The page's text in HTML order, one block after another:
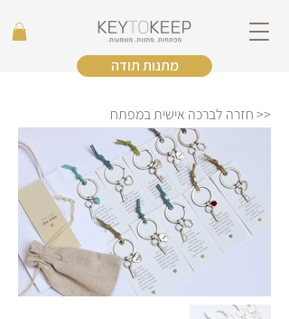
מתנות תודה
<< חזרה לברכה אישית במפתח